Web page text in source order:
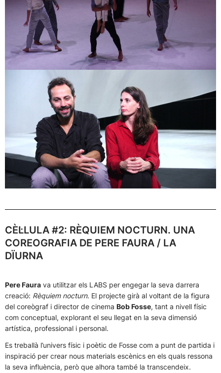
CÈL·LULA #2: RÈQUIEM NOCTURN. UNA
COREOGRAFIA DE PERE FAURA / LA
DÏURNA
Pere Faura va utilitzar els LABS per engegar la seva darrera
creació: Rèquiem nocturn. El projecte girà al voltant de la figura
del coreògraf i director de cinema Bob Fosse, tant a nivell físic
com conceptual, explorant el seu llegat en la seva dimensió
artística, professional i personal.
Es treballà l’univers físic i poètic de Fosse com a punt de partida i
inspiració per crear nous materials escènics en els quals ressona
la seva influència, però que alhora també la transcendeix.